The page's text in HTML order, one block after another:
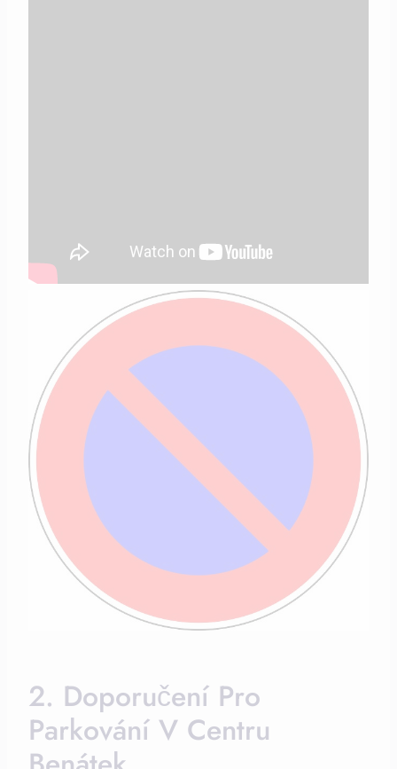
2. Doporučení Pro
Parkování V Centru